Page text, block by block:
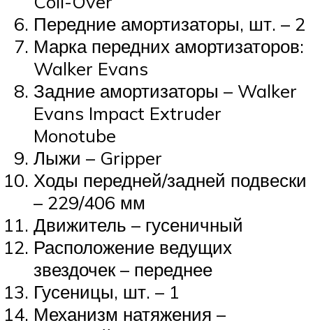
Передние амортизаторы, шт. – 2
Марка передних амортизаторов:
Walker Evans
Задние амортизаторы – Walker
Evans Impact Extruder
Monotube
Лыжи – Gripper
Ходы передней/задней подвески
– 229/406 мм
Движитель – гусеничный
Расположение ведущих
звездочек – переднее
Гусеницы, шт. – 1
Механизм натяжения –